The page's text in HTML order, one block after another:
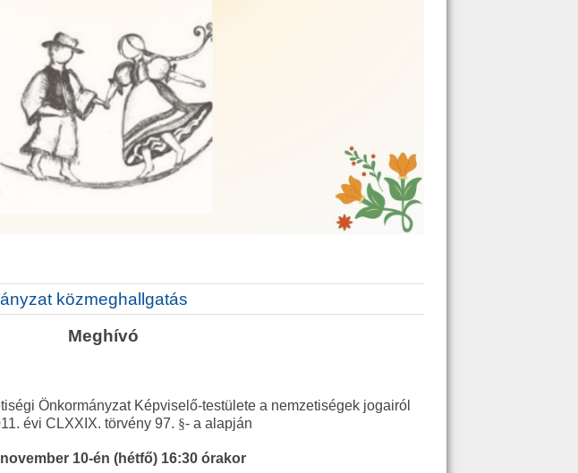
közmeghallgatás
Meghívó
Önkormányzat Képviselő-testülete a nemzetiségek jogairól
évi CLXXIX. törvény 97. §- a alapján
10-én (hétfő) 16:30 órakor